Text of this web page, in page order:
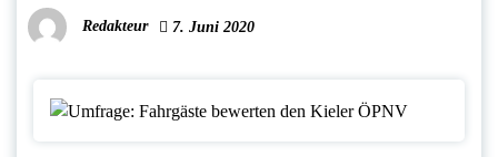
Redakteur 7. Juni 2020